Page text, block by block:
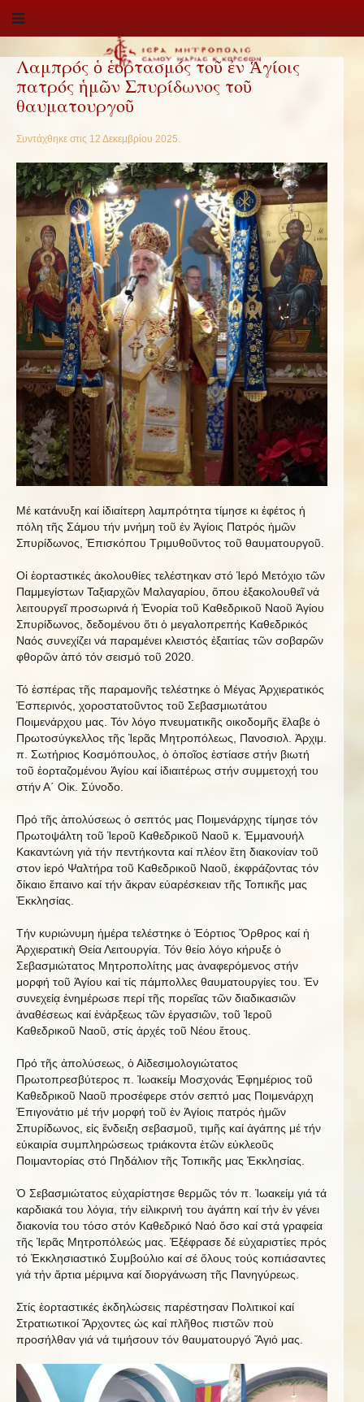
Λαμπρός ὁ ἑορτασμός τοῦ ἐν Ἁγίοις
πατρός ἡμῶν Σπυρίδωνος τοῦ
θαυματουργοῦ
Συντάχθηκε στις 12 Δεκεμβρίου 2025.
Μέ κατάνυξη καί ἰδιαίτερη λαμπρότητα τίμησε κι ἐφέτος ἡ
πόλη τῆς Σάμου τήν μνήμη τοῦ ἐν Ἁγίοις Πατρός ἡμῶν
Σπυρίδωνος, Ἐπισκόπου Τριμυθοῦντος τοῦ θαυματουργοῦ.
Οἱ ἑορταστικές ἀκολουθίες τελέστηκαν στό Ἱερό Μετόχιο τῶν
Παμμεγίστων Ταξιαρχῶν Μαλαγαρίου, ὅπου ἐξακολουθεῖ νά
λειτουργεῖ προσωρινά ἡ Ἐνορία τοῦ Καθεδρικοῦ Ναοῦ Ἁγίου
Σπυρίδωνος, δεδομένου ὅτι ὁ μεγαλοπρεπής Καθεδρικός
Ναός συνεχίζει νά παραμένει κλειστός ἐξαιτίας τῶν σοβαρῶν
φθορῶν ἀπό τόν σεισμό τοῦ 2020.
Τό ἑσπέρας τῆς παραμονῆς τελέστηκε ὁ Μέγας Ἀρχιερατικός
Ἑσπερινός, χοροστατοῦντος τοῦ Σεβασμιωτάτου
Ποιμενάρχου μας. Τόν λόγο πνευματικῆς οικοδομῆς ἔλαβε ὁ
Πρωτοσύγκελλος τῆς Ἱερᾶς Μητροπόλεως, Πανοσιολ. Ἀρχιμ.
π. Σωτήριος Κοσμόπουλος, ὁ ὁποῖος ἐστίασε στήν βιωτή
τοῦ ἑορταζομένου Ἁγίου καί ἱδιαιτέρως στήν συμμετοχή του
στήν Α΄ Οἰκ. Σύνοδο.
Πρό τῆς ἀπολύσεως ὁ σεπτός μας Ποιμενάρχης τίμησε τόν
Πρωτοψάλτη τοῦ Ἱεροῦ Καθεδρικοῦ Ναοῦ κ. Ἐμμανουήλ
Κακαντώνη γιά τήν πεντήκοντα καί πλέον ἔτη διακονίαν τοῦ
στον ἱερό Ψαλτήρα τοῦ Καθεδρικοῦ Ναοῦ, ἐκφράζοντας τόν
δίκαιο ἔπαινο καί τήν ἄκραν εὐαρέσκειαν τῆς Τοπικῆς μας
Ἐκκλησίας.
Τήν κυριώνυμη ἡμέρα τελέστηκε ὁ Ἑόρτιος Ὄρθρος καί ἡ
Ἀρχιερατικὴ Θεία Λειτουργία. Τόν θείο λόγο κήρυξε ὁ
Σεβασμιώτατος Μητροπολίτης μας ἀναφερόμενος στήν
μορφή τοῦ Ἁγίου καί τίς πάμπολλες θαυματουργίες του. Ἐν
συνεχείᾳ ἐνημέρωσε περί τῆς πορεῖας τῶν διαδικασιῶν
ἀναθέσεως καί ἐνάρξεως τῶν ἐργασιῶν, τοῦ Ἱεροῦ
Καθεδρικοῦ Ναοῦ, στίς ἀρχές τοῦ Νέου ἔτους.
Πρό τῆς ἀπολύσεως, ὁ Αἰδεσιμολογιώτατος
Πρωτοπρεσβύτερος π. Ἰωακείμ Μοσχονάς Ἐφημέριος τοῦ
Καθεδρικοῦ Ναοῦ προσέφερε στόν σεπτό μας Ποιμενάρχη
Ἐπιγονάτιο μέ τήν μορφή τοῦ ἐν Ἁγίοις πατρός ἡμῶν
Σπυρίδωνος, εἰς ἔνδειξη σεβασμοῦ, τιμῆς καί ἀγάπης μέ τήν
εὐκαιρία συμπληρώσεως τριάκοντα ἐτῶν εὐκλεοῦς
Ποιμαντορίας στό Πηδάλιον τῆς Τοπικῆς μας Ἐκκλησίας.
Ὁ Σεβασμιώτατος εὐχαρίστησε θερμῶς τόν π. Ἰωακείμ γιά τά
καρδιακά του λόγια, τήν εἰλικρινή του ἀγάπη καί τήν ἐν γένει
διακονία του τόσο στόν Καθεδρικό Ναό ὅσο καί στά γραφεία
τῆς Ἱερᾶς Μητροπόλεώς μας. Ἐξέφρασε δέ εὐχαριστίες πρός
τό Ἐκκλησιαστικό Συμβούλιο καί σέ ὅλους τούς κοπιάσαντες
γιά τήν ἄρτια μέριμνα καί διοργάνωση τῆς Πανηγύρεως.
Στίς ἑορταστικές ἐκδηλώσεις παρέστησαν Πολιτικοί καί
Στρατιωτικοί Ἄρχοντες ὡς καί πλῆθος πιστῶν ποὺ
προσήλθαν γιά νά τιμήσουν τόν θαυματουργό Ἅγιό μας.